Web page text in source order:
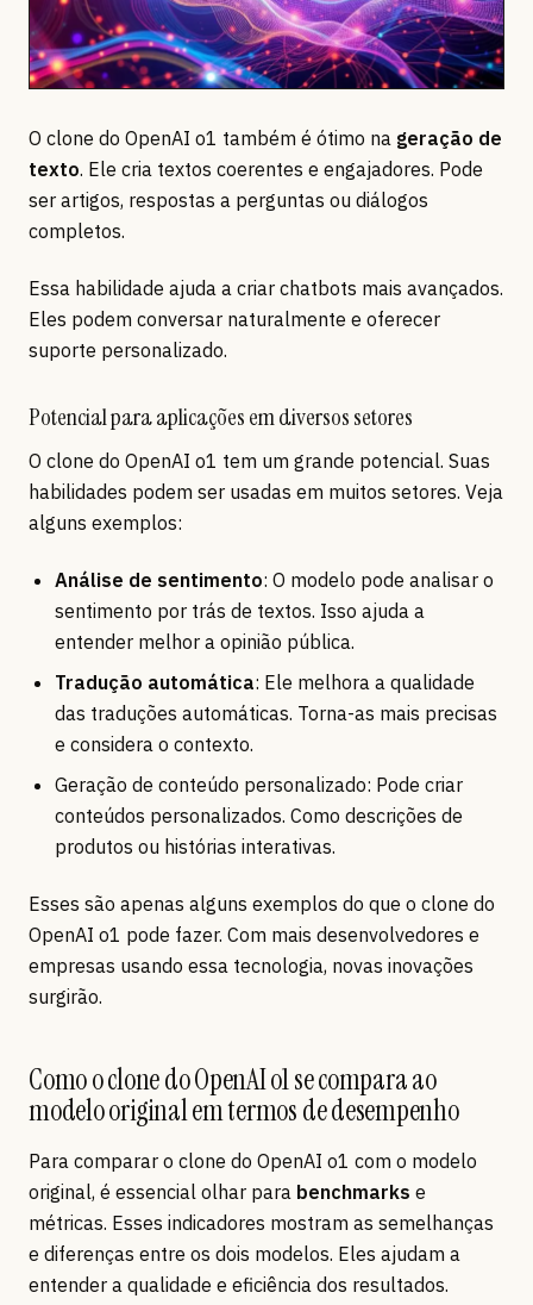
O clone do OpenAI o1 também é ótimo na geração de
texto. Ele cria textos coerentes e engajadores. Pode
ser artigos, respostas a perguntas ou diálogos
completos.
Essa habilidade ajuda a criar chatbots mais avançados.
Eles podem conversar naturalmente e oferecer
suporte personalizado.
Potencial para aplicações em diversos setores
O clone do OpenAI o1 tem um grande potencial. Suas
habilidades podem ser usadas em muitos setores. Veja
alguns exemplos:
Análise de sentimento: O modelo pode analisar o
sentimento por trás de textos. Isso ajuda a
entender melhor a opinião pública.
Tradução automática: Ele melhora a qualidade
das traduções automáticas. Torna-as mais precisas
e considera o contexto.
Geração de conteúdo personalizado: Pode criar
conteúdos personalizados. Como descrições de
produtos ou histórias interativas.
Esses são apenas alguns exemplos do que o clone do
OpenAI o1 pode fazer. Com mais desenvolvedores e
empresas usando essa tecnologia, novas inovações
surgirão.
Como o clone do OpenAI o1 se compara ao
modelo original em termos de desempenho
Para comparar o clone do OpenAI o1 com o modelo
original, é essencial olhar para benchmarks e
métricas. Esses indicadores mostram as semelhanças
e diferenças entre os dois modelos. Eles ajudam a
entender a qualidade e eficiência dos resultados.